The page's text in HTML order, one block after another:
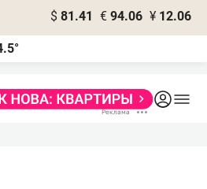
$ 81.41 € 94.06 ¥ 12.06